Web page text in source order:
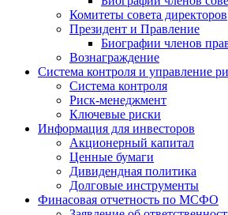
Комитеты совета директоров
Президент и Правление
Биографии членов
Вознаграждение
Система контроля и управление
Система контроля
Риск-менеджмент
Ключевые риски
Информация для инвесторов
Акционерный капитал
Ценные бумаги
Дивидендная политика
Долговые инструменты
Финасовая отчетность по МСФО